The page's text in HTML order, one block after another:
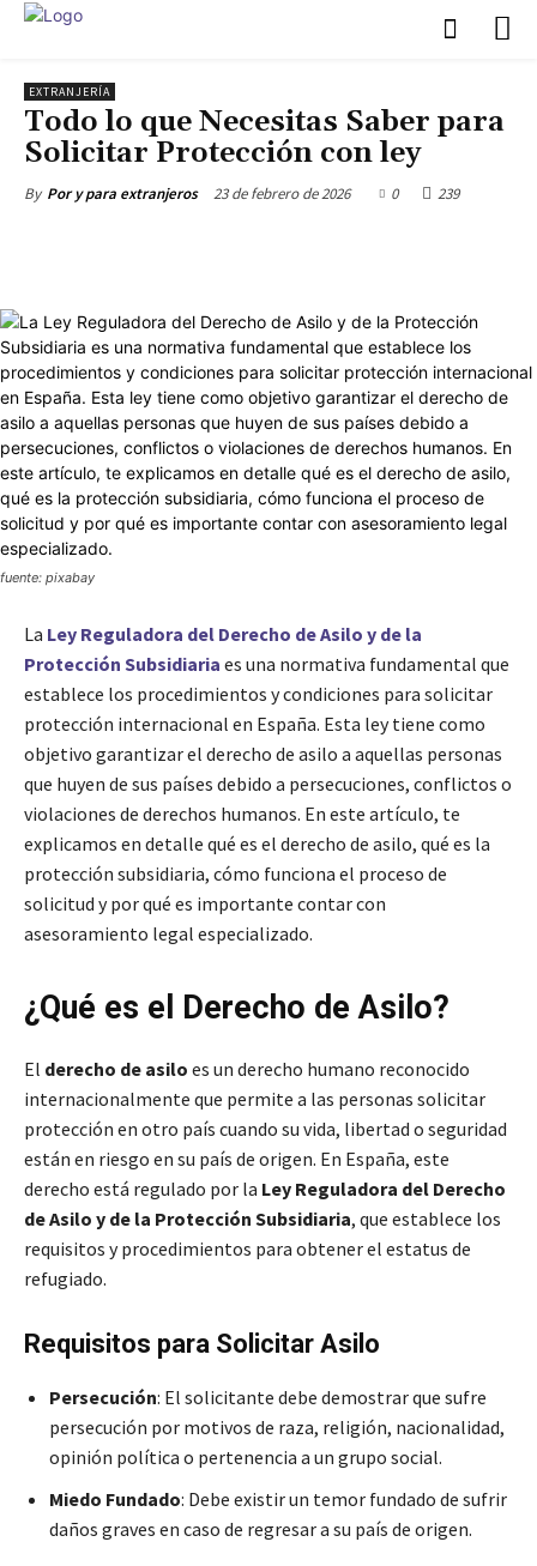
EXTRANJERÍA
Todo lo que Necesitas Saber para
Solicitar Protección con ley
By Por y para extranjeros 23 de febrero de 2026 0 239
fuente: pixabay
La Ley Reguladora del Derecho de Asilo y de la
Protección Subsidiaria es una normativa fundamental que
establece los procedimientos y condiciones para solicitar
protección internacional en España. Esta ley tiene como
objetivo garantizar el derecho de asilo a aquellas personas
que huyen de sus países debido a persecuciones, conflictos o
violaciones de derechos humanos. En este artículo, te
explicamos en detalle qué es el derecho de asilo, qué es la
protección subsidiaria, cómo funciona el proceso de
solicitud y por qué es importante contar con
asesoramiento legal especializado.
¿Qué es el Derecho de Asilo?
El derecho de asilo es un derecho humano reconocido
internacionalmente que permite a las personas solicitar
protección en otro país cuando su vida, libertad o seguridad
están en riesgo en su país de origen. En España, este
derecho está regulado por la Ley Reguladora del Derecho
de Asilo y de la Protección Subsidiaria, que establece los
requisitos y procedimientos para obtener el estatus de
refugiado.
Requisitos para Solicitar Asilo
Persecución: El solicitante debe demostrar que sufre
persecución por motivos de raza, religión, nacionalidad,
opinión política o pertenencia a un grupo social.
Miedo Fundado: Debe existir un temor fundado de sufrir
daños graves en caso de regresar a su país de origen.